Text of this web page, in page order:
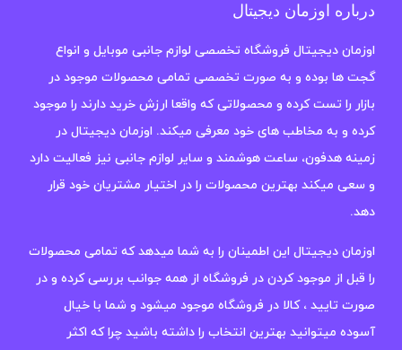
درباره اوزمان دیجیتال
اوزمان دیجیتال فروشگاه تخصصی لوازم جانبی موبایل و انواع
گجت ها بوده و به صورت تخصصی تمامی محصولات موجود در
بازار را تست کرده و محصولاتی که واقعا ارزش خرید دارند را موجود
کرده و به مخاطب های خود معرفی میکند. اوزمان دیجیتال در
زمینه هدفون، ساعت هوشمند و سایر لوازم جانبی نیز فعالیت دارد
و سعی میکند بهترین محصولات را در اختیار مشتریان خود قرار
دهد.
اوزمان دیجیتال این اطمینان را به شما میدهد که تمامی محصولات
را قبل از موجود کردن در فروشگاه از همه جوانب بررسی کرده و در
صورت تایید ، کالا در فروشگاه موجود میشود و شما با خیال
آسوده میتوانید بهترین انتخاب را داشته باشید چرا که اکثر